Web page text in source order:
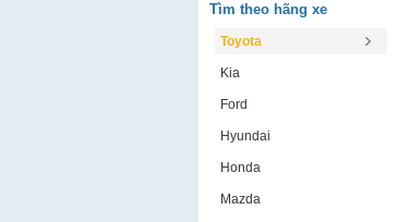
Tìm theo hãng xe
Toyota
Kia
Ford
Hyundai
Honda
Mazda